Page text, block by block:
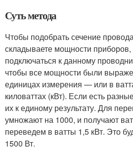
Суть метода
Чтобы подобрать сечение
складываете мощности приборов,
подключаться к данному
чтобы все мощности были
единицах измерения — или в
киловаттах (кВт). Если есть
их к единому результату. Для
умножают на 1000, и получают
переведем в ватты 1,5 кВт. Это
1500 Вт.